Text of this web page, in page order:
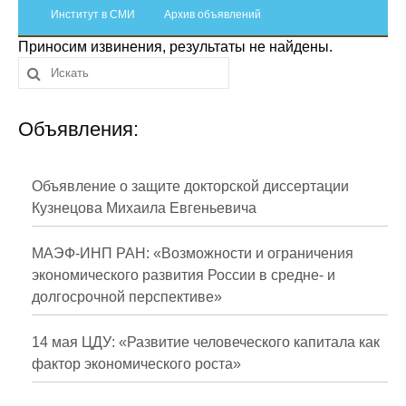
Отчетность
Противодействие коррупции
Материалы для СМИ
Публикации
Научная жизнь
Проблемы прогнозирования
О журнале
Номера журналов
Институт в СМИ Архив объявлений
Приносим извинения, результаты не найдены.
Объявления:
Объявление о защите докторской диссертации
Кузнецова Михаила Евгеньевича
МАЭФ-ИНП РАН: «Возможности и ограничения
экономического развития России в средне- и
долгосрочной перспективе»
14 мая ЦДУ: «Развитие человеческого капитала как
фактор экономического роста»